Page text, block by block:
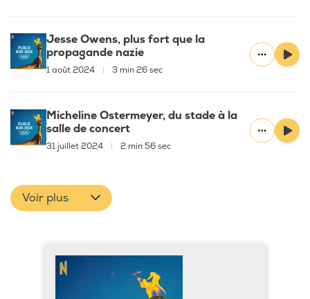
Jesse Owens, plus fort que la
propagande nazie
1 août 2024 3 min 26 sec
Micheline Ostermeyer, du stade à la
salle de concert
31 juillet 2024 2 min 56 sec
Voir plus